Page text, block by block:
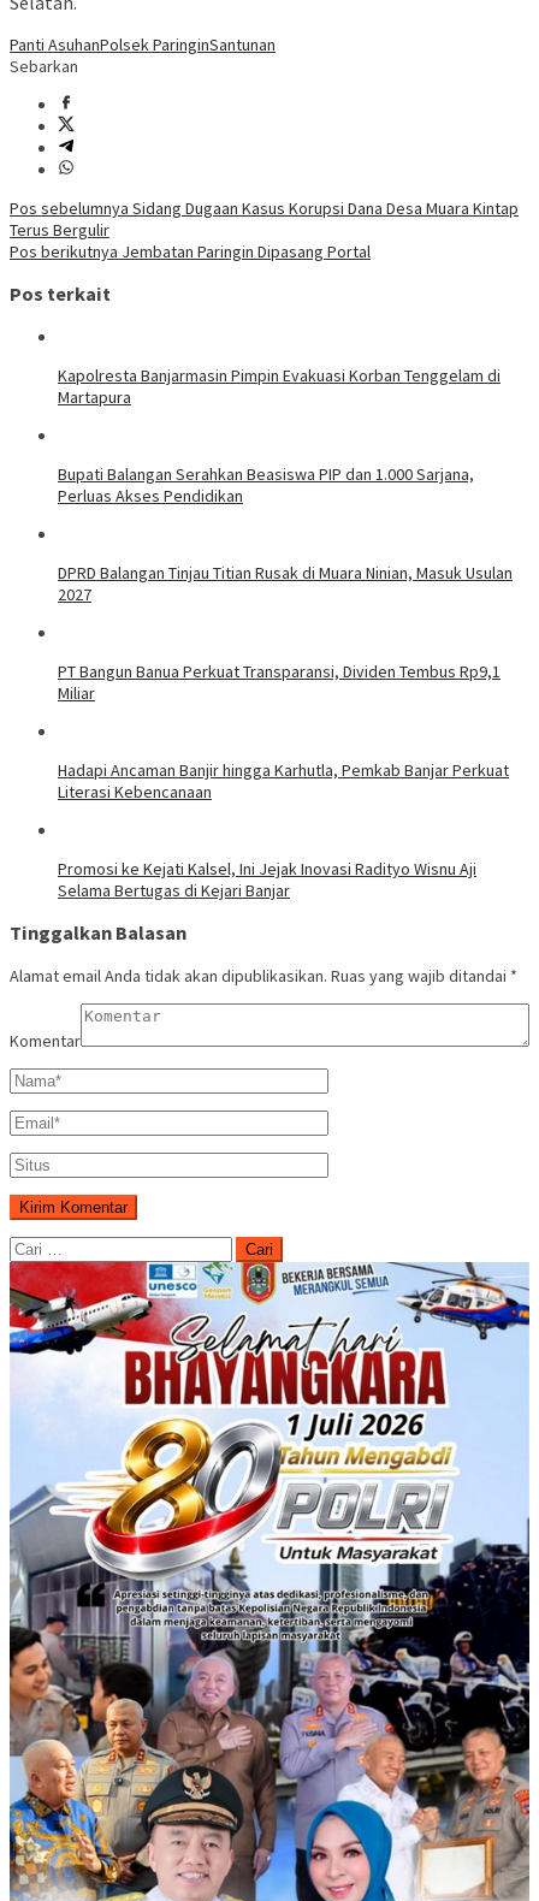
Panti AsuhanPolsek ParinginSantunan
Sebarkan
Navigasi
pos
Pos sebelumnya Sidang Dugaan Kasus Korupsi Dana Desa Muara Kintap
Terus Bergulir
Pos berikutnya Jembatan Paringin Dipasang Portal
Pos terkait
Kapolresta Banjarmasin Pimpin Evakuasi Korban Tenggelam di
Martapura
Bupati Balangan Serahkan Beasiswa PIP dan 1.000 Sarjana,
Perluas Akses Pendidikan
DPRD Balangan Tinjau Titian Rusak di Muara Ninian, Masuk Usulan
2027
PT Bangun Banua Perkuat Transparansi, Dividen Tembus Rp9,1
Miliar
Hadapi Ancaman Banjir hingga Karhutla, Pemkab Banjar Perkuat
Literasi Kebencanaan
Promosi ke Kejati Kalsel, Ini Jejak Inovasi Radityo Wisnu Aji
Selama Bertugas di Kejari Banjar
Tinggalkan Balasan
Alamat email Anda tidak akan dipublikasikan. Ruas yang wajib ditandai *
Komentar
Cari
untuk: